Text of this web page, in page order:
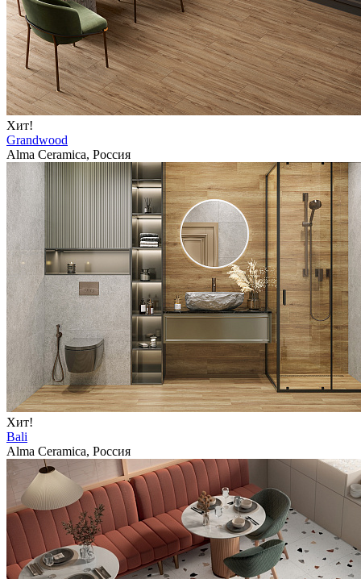
Хит!
Grandwood
Alma Ceramica, Россия
Хит!
Bali
Alma Ceramica, Россия